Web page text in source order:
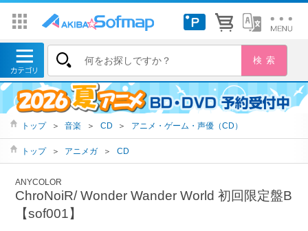
トップ ＞ 音楽 ＞ CD ＞ アニメ・ゲーム・声優（CD）
トップ ＞ アニメガ ＞ CD
ANYCOLOR
ChroNoiR/ Wonder Wander World 初回限定盤B
【sof001】